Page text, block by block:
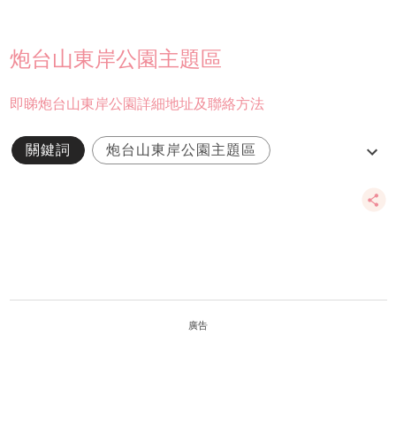
炮台山東岸公園主題區
即睇炮台山東岸公園詳細地址及聯絡方法
關鍵詞 炮台山東岸公園主題區
廣告